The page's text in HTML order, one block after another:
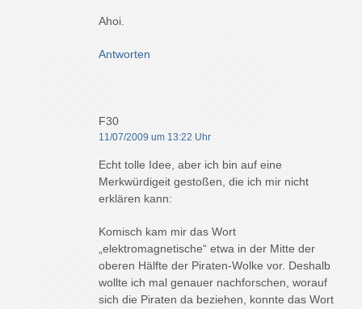
Ahoi.
Antworten
F30
11/07/2009 um 13:22 Uhr
Echt tolle Idee, aber ich bin auf eine
Merkwürdigeit gestoßen, die ich mir nicht
erklären kann:
Komisch kam mir das Wort
„elektromagnetische“ etwa in der Mitte der
oberen Hälfte der Piraten-Wolke vor. Deshalb
wollte ich mal genauer nachforschen, worauf
sich die Piraten da beziehen, konnte das Wort